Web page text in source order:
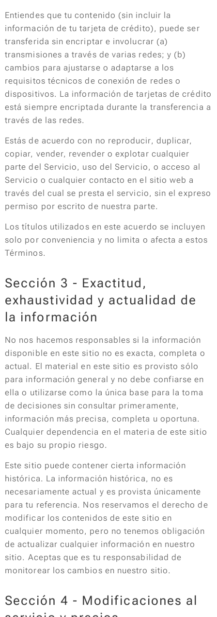
Entiendes que tu contenido (sin incluir la
información de tu tarjeta de crédito), puede ser
transferida sin encriptar e involucrar (a)
transmisiones a través de varias redes; y (b)
cambios para ajustarse o adaptarse a los
requisitos técnicos de conexión de redes o
dispositivos. La información de tarjetas de crédito
está siempre encriptada durante la transferencia a
través de las redes.
Estás de acuerdo con no reproducir, duplicar,
copiar, vender, revender o explotar cualquier
parte del Servicio, uso del Servicio, o acceso al
Servicio o cualquier contacto en el sitio web a
través del cual se presta el servicio, sin el expreso
permiso por escrito de nuestra parte.
Los títulos utilizados en este acuerdo se incluyen
solo por conveniencia y no limita o afecta a estos
Términos.
Sección 3 - Exactitud,
exhaustividad y actualidad de
la información
No nos hacemos responsables si la información
disponible en este sitio no es exacta, completa o
actual. El material en este sitio es provisto sólo
para información general y no debe confiarse en
ella o utilizarse como la única base para la toma
de decisiones sin consultar primeramente,
información más precisa, completa u oportuna.
Cualquier dependencia en el materia de este sitio
es bajo su propio riesgo.
Este sitio puede contener cierta información
histórica. La información histórica, no es
necesariamente actual y es provista únicamente
para tu referencia. Nos reservamos el derecho de
modificar los contenidos de este sitio en
cualquier momento, pero no tenemos obligación
de actualizar cualquier información en nuestro
sitio. Aceptas que es tu responsabilidad de
monitorear los cambios en nuestro sitio.
Sección 4 - Modificaciones al